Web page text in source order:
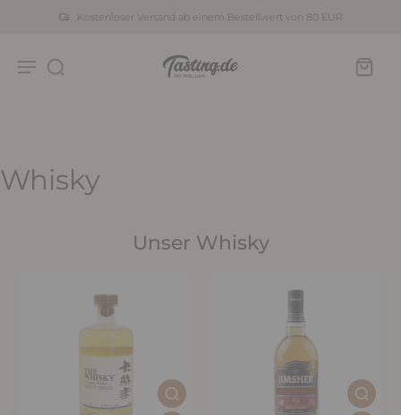
Kostenloser Versand ab einem Bestellwert von 80 EUR
Whisky
Unser Whisky